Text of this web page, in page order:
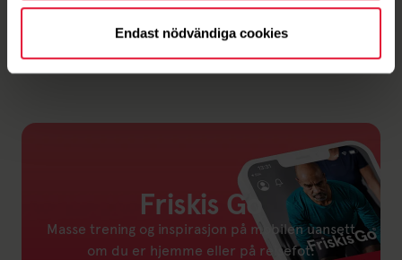
Endast nödvändiga cookies
Friskis Go
Masse trening og inspirasjon på mobilen uansett
om du er hjemme eller på reisefot.